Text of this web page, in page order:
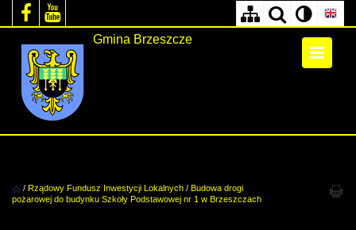
Gmina Brzeszcze
/ Rządowy Fundusz Inwestycji Lokalnych / Budowa drogi
pożarowej do budynku Szkoły Podstawowej nr 1 w Brzeszczach